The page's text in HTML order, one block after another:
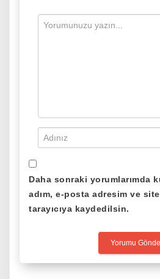
Daha sonraki yorumlarımda
adım, e-posta adresim ve
tarayıcıya kaydedilsin.